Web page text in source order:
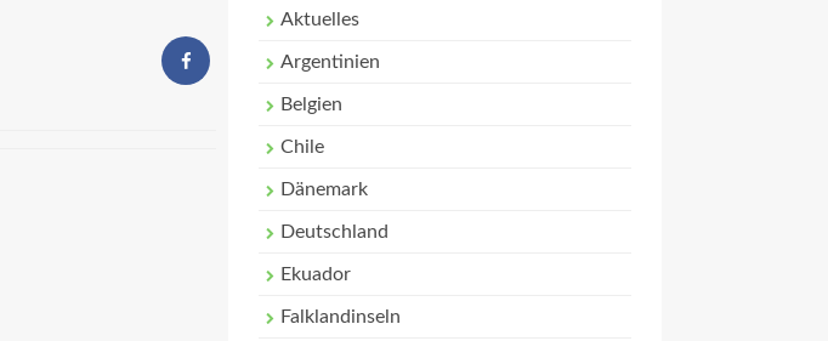
Aktuelles
Argentinien
Belgien
Chile
Dänemark
Deutschland
Ekuador
Falklandinseln